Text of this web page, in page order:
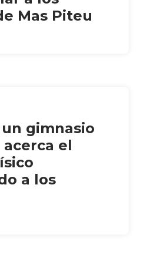
Mas Piteu
gimnasio
el
a los